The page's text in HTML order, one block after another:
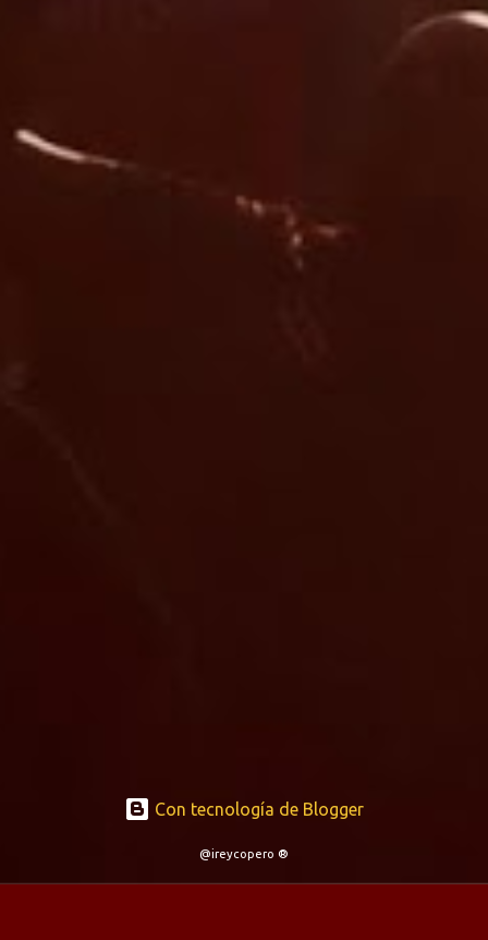
Con tecnología de Blogger
@ireycopero ®